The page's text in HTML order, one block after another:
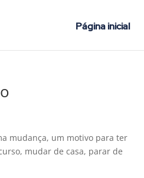
Página inicial
mudança, um motivo para ter
mudar de casa, parar de